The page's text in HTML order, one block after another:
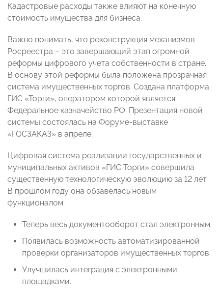
Кадастровые расходы также влияют на конечную
стоимость имущества для бизнеса.
Важно понимать, что реконструкция механизмов
Росреестра – это завершающий этап огромной
реформы цифрового учета собственности в стране.
В основу этой реформы была положена прозрачная
система имущественных торгов. Создана платформа
ГИС «Торги», оператором которой является
Федеральное казначейство РФ. Презентация новой
системы состоялась на Форуме-выставке
«ГОСЗАКАЗ» в апреле.
Цифровая система реализации государственных и
муниципальных активов «ГИС Торги» совершила
существенную технологическую эволюцию за 12 лет.
В прошлом году она обзавелась новым
функционалом.
Теперь весь документооборот стал электронным.
Появилась возможность автоматизированной
проверки организаторов имущественных торгов.
Улучшилась интеграция с электронными
площадками.